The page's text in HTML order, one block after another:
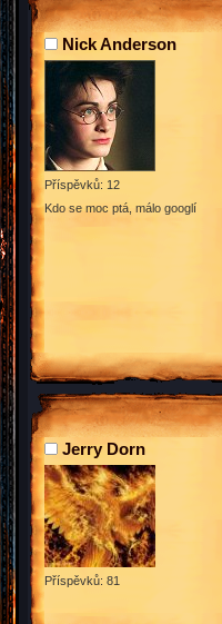
Nick Anderson
Příspěvků: 12
Kdo se moc ptá, málo googlí
Jerry Dorn
Příspěvků: 81